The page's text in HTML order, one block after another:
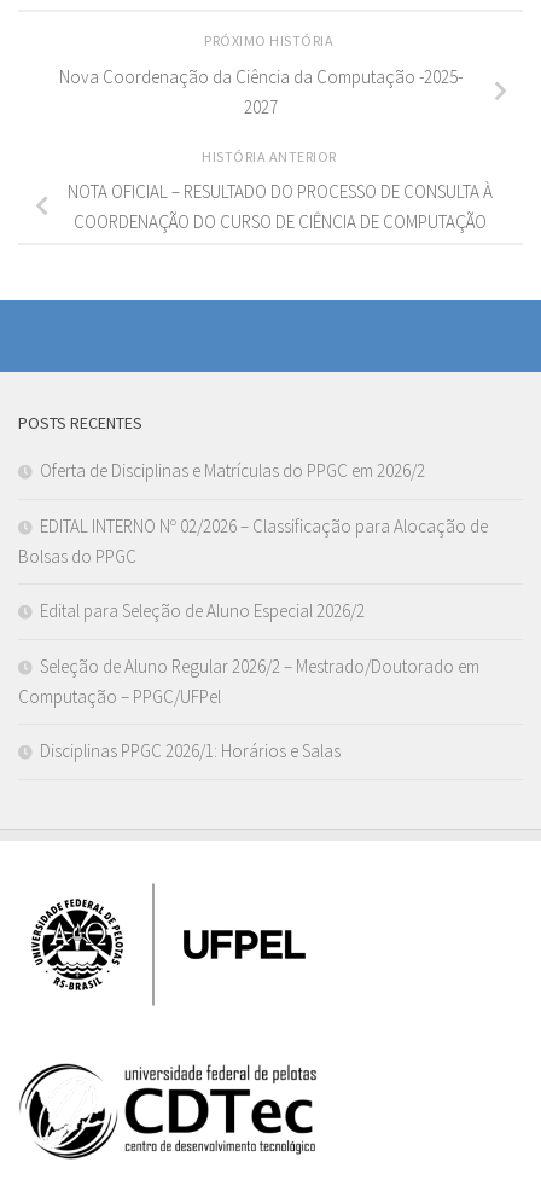
PRÓXIMO HISTÓRIA
Nova Coordenação da Ciência da Computação -2025-
2027
HISTÓRIA ANTERIOR
NOTA OFICIAL – RESULTADO DO PROCESSO DE CONSULTA À
COORDENAÇÃO DO CURSO DE CIÊNCIA DE COMPUTAÇÃO
POSTS RECENTES
Oferta de Disciplinas e Matrículas do PPGC em 2026/2
EDITAL INTERNO Nº 02/2026 – Classificação para Alocação de
Bolsas do PPGC
Edital para Seleção de Aluno Especial 2026/2
Seleção de Aluno Regular 2026/2 – Mestrado/Doutorado em
Computação – PPGC/UFPel
Disciplinas PPGC 2026/1: Horários e Salas